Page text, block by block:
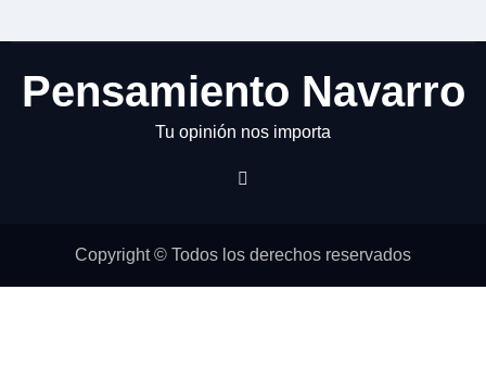
Pensamiento Navarro
Tu opinión nos importa
Copyright © Todos los derechos reservados